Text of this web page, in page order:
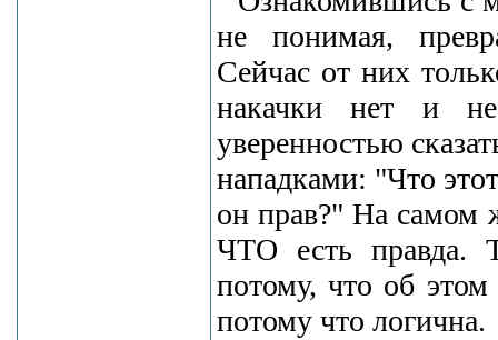
не понимая,
Сейчас от них
накачки нет и
уверенностью
нападками: "Что
он прав?" На самом
ЧТО есть правда.
потому, что об
потому что логична.